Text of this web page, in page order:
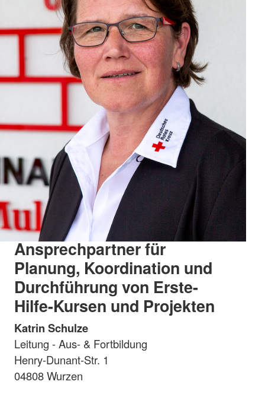
Ansprechpartner für
Planung, Koordination und
Durchführung von Erste-
Hilfe-Kursen und Projekten
Katrin Schulze
Leitung - Aus- & Fortbildung
Henry-Dunant-Str. 1
04808 Wurzen